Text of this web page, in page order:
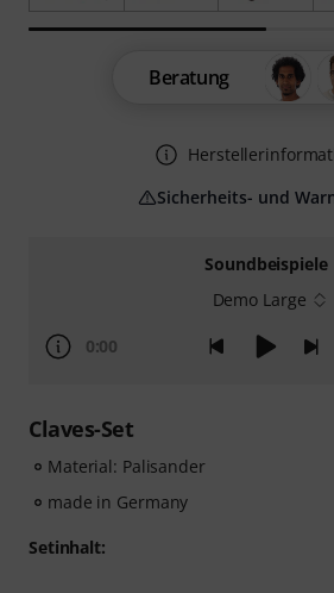
Soundbeispiele
Demo Large
0:00
Claves-Set
Material: Palisander
made in Germany
Setinhalt:
Beratung
Sicherheits- und